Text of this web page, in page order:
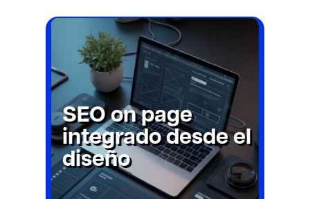
SEO on page
integrado desde el
diseño
construye desde el inicio.
Trabajamos títulos, jerarquía de
contenidos, enlazado interno y
semántica desde la fase de
diseño.
Esto acelera el
posicionamiento y evita
rehacer la web a los seis